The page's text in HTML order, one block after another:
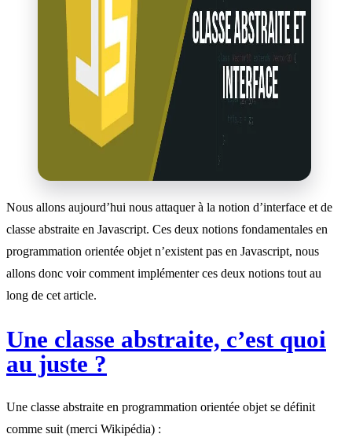
Nous allons aujourd’hui nous attaquer à la notion d’interface et de
classe abstraite en Javascript. Ces deux notions fondamentales en
programmation orientée objet n’existent pas en Javascript, nous
allons donc voir comment implémenter ces deux notions tout au
long de cet article.
Une classe abstraite, c’est quoi
au juste ?
Une classe abstraite en programmation orientée objet se définit
comme suit (merci Wikipédia) :